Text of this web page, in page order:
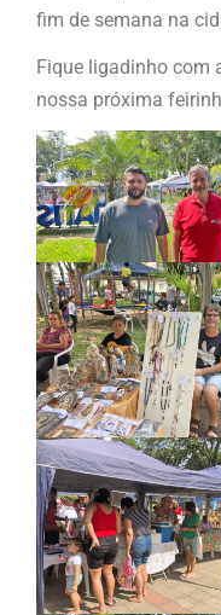
fim de semana na
Fique ligadinho com
nossa próxima